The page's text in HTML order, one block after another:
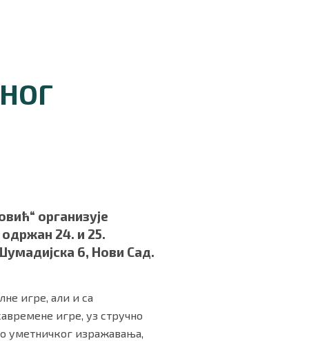
организује
24. и 25.
6, Нови Сад.
игре, али и са
игре, уз стручно
уметничког изражавања,